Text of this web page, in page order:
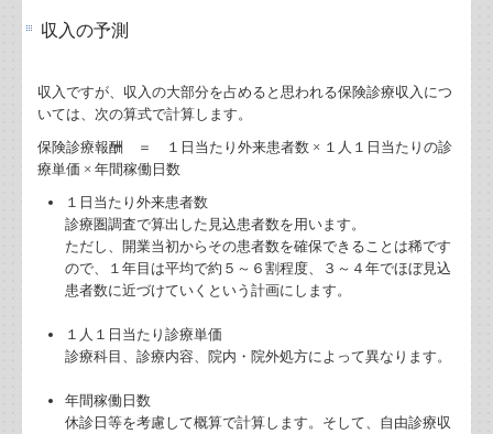
賃上げ促進税制の改正について
負担付き贈与の要注意事項
令和８年税制改正について
インボイス制度、古物商特例について
孫養子の相続は2割加算の対象、生前贈与が効果的
令和8年に終了するインボイスの経過措置について
収入の予測
収入ですが、収入の大部分を占めると思われる保険診療収入につ
いては、次の算式で計算します。
保険診療報酬 ＝ １日当たり外来患者数 × １人１日当たりの診
療単価 × 年間稼働日数
１日当たり外来患者数
診療圏調査で算出した見込患者数を用います。
ただし、開業当初からその患者数を確保できることは稀です
ので、１年目は平均で約５～６割程度、３～４年でほぼ見込
患者数に近づけていくという計画にします。
１人１日当たり診療単価
診療科目、診療内容、院内・院外処方によって異なります。
年間稼働日数
休診日等を考慮して概算で計算します。そして、自由診療収